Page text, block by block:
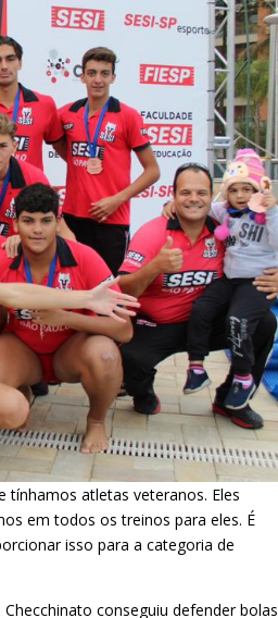
atletas veteranos. Eles
em todos os treinos para eles. É
isso para a categoria de
conseguiu defender bolas